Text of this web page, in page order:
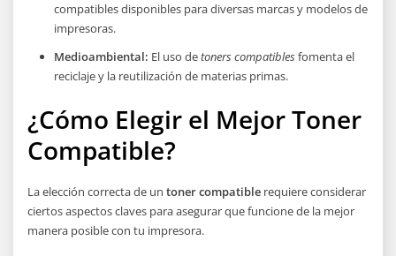
compatibles disponibles para diversas marcas y modelos de
impresoras.
Medioambiental: El uso detoners compatiblesfomenta el
reciclaje y la reutilización de materias primas.
¿Cómo Elegir el Mejor Toner
Compatible?
La elección correcta de untoner compatible requiere considerar
ciertos aspectos claves para asegurar que funcione de la mejor
manera posible con tu impresora.